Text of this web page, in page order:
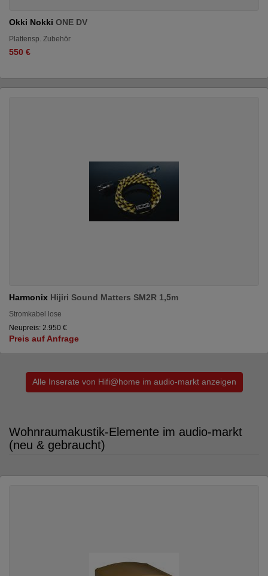
Okki Nokki ONE DV
Plattensp. Zubehör
550 €
Harmonix Hijiri Sound Matters SM2R 1,5m
Stromkabel lose
Neupreis: 2.950 €
Preis auf Anfrage
Alle Inserate von Hifi@home im audio-markt anzeigen
Wohnraumakustik-Elemente im audio-markt
(neu & gebraucht)